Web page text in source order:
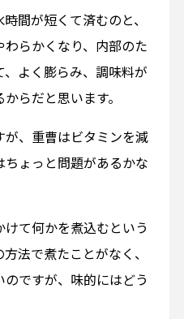
間が短くて済むのと、
らかくなり、内部のた
よく膨らみ、調味料が
らだと思います。
、重曹はビタミンを減
ょっと問題があるかな
て何かを煮込むという
法で煮たことがなく、
ですが、味的にはどう